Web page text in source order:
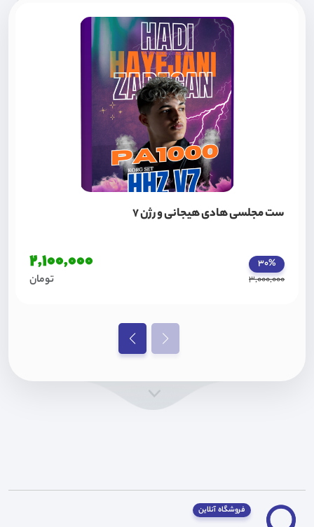
ست مجلسی هادی هیجانی ورژن 7
30%
3,000,000
2,100,000
تومان
فروشگاه آنلاین